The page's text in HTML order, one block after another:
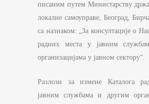
писаним путем Министарству
локалне самоуправе, Београд,
са назнаком: „За консултације о
радних места у јавним
организацијама у јавном сектору“.
Разлози за измене Каталога
јавним службама и другим